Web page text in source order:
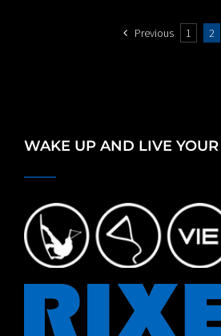
Previous 1 2
WAKE UP AND LIVE YOUR